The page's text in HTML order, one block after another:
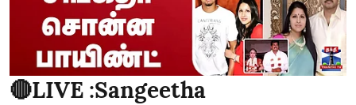
🔴LIVE :Sangeetha